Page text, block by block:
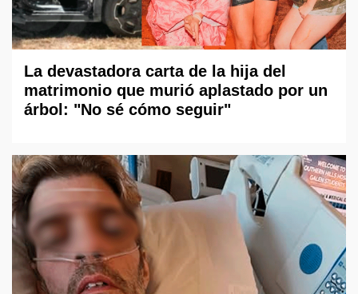
La devastadora carta de la hija del
matrimonio que murió aplastado por un
árbol: "No sé cómo seguir"